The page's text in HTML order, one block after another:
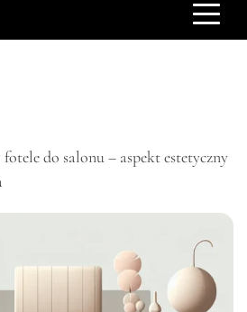
do salonu – aspekt estetyczny